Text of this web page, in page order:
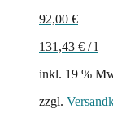
92,00 €
131,43 € /l
inkl. 19 %
zzgl.